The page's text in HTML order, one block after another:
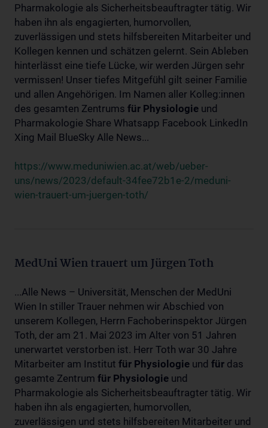
Pharmakologie als Sicherheitsbeauftragter tätig. Wir
haben ihn als engagierten, humorvollen,
zuverlässigen und stets hilfsbereiten Mitarbeiter und
Kollegen kennen und schätzen gelernt. Sein Ableben
hinterlässt eine tiefe Lücke, wir werden Jürgen sehr
vermissen! Unser tiefes Mitgefühl gilt seiner Familie
und allen Angehörigen. Im Namen aller Kolleg:innen
des gesamten Zentrums für Physiologie und
Pharmakologie Share Whatsapp Facebook LinkedIn
Xing Mail BlueSky Alle News...
https://www.meduniwien.ac.at/web/ueber-
uns/news/2023/default-34fee72b1e-2/meduni-
wien-trauert-um-juergen-toth/
MedUni Wien trauert um Jürgen Toth
...Alle News – Universität, Menschen der MedUni
Wien In stiller Trauer nehmen wir Abschied von
unserem Kollegen, Herrn Fachoberinspektor Jürgen
Toth, der am 21. Mai 2023 im Alter von 51 Jahren
unerwartet verstorben ist. Herr Toth war 30 Jahre
Mitarbeiter am Institut für Physiologie und für das
gesamte Zentrum für Physiologie und
Pharmakologie als Sicherheitsbeauftragter tätig. Wir
haben ihn als engagierten, humorvollen,
zuverlässigen und stets hilfsbereiten Mitarbeiter und